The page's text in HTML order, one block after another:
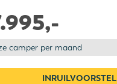
camper per maand
INRUILVOORSTEL